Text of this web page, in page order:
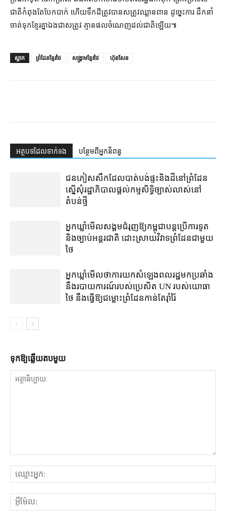
ជាតិ​កំពុងតែ​បែកបាក់ ហើយ​ទឹកដី​ត្រូវ​បាន​សត្រូវ​ឈ្លានពាន ដូច្នេះ​ការ ដឹកនាំ​
ចាត់ទុក​ខ្មែរ​គ្នាឯង​ជាស​ត្រូវ គ្មាន​ផល​ចំណេញ​ដល់​ជាតិ​ឡើយ​៕
ស្លាក ព្រំដែនខ្មែរថៃ សង្គ្រាមខ្មែរថៃ ហ៊ុនសែន
អត្ថបទ​ដែល​ទាក់ទង បន្ថែម​ពី​អ្នកនិពន្ធ
ជនភៀសសឹក​ដែល​បាត់បង់​ផ្ទះ​និង​ដី​នៅ​ព្រំដែន​
ស្នើសុំ​រដ្ឋាភិបាល​ផ្តល់​កម្មសិទ្ធិ​ច្បាស់លាស់​នៅ​
តំបន់​ថ្មី
អ្នកឃ្លាំមើល​សង្គម​ជំរុញ​ឱ្យ​កម្ពុជា​បន្ត​ប្រើ​ការទូត
និង​ច្បាប់​អន្តរជាតិ ដោះស្រាយ​វិវាទ​ព្រំដែន​ជាមួយ​
ថៃ
អ្នកឃ្លាំមើល​ថា​ការ​យក​សំឡេង​ពលរដ្ឋ​មក​ប្រឆាំង​
នឹង​របាយការណ៍​របស់​ប្រេសិត UN របស់​យោធា​
ថៃ នឹង​ធ្វើ​ឱ្យ​ជម្លោះព្រំដែន​កាន់តែ​រ៉ាំរ៉ៃ
ទុក​ឱ្យ​ឆ្លើយ​តប​មួយ